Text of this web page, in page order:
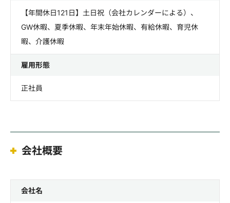
【年間休日121日】土日祝（会社カレンダーによる）、
GW休暇、夏季休暇、年末年始休暇、有給休暇、育児休
暇、介護休暇
雇用形態
正社員
会社概要
会社名